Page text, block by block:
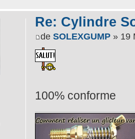
Re: Cylindre
de SOLEXGUMP » 19
100% conforme